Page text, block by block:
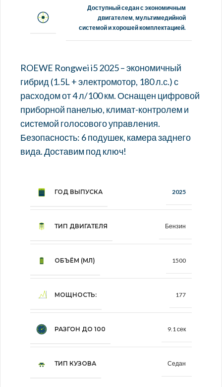
Доступный седан с экономичным
двигателем, мультимедийной
системой и хорошей комплектацией.
ROEWE Rongwei i5 2025 – экономичный
гибрид (1.5L + электромотор, 180 л.с.) с
расходом от 4 л/100 км. Оснащен цифровой
приборной панелью, климат-контролем и
системой голосового управления.
Безопасность: 6 подушек, камера заднего
вида. Доставим под ключ!
ГОД ВЫПУСКА 2025
ТИП ДВИГАТЕЛЯ Бензин
ОБЪЁМ (МЛ) 1500
МОЩНОСТЬ: 177
РАЗГОН ДО 100 9.1 сек
ТИП КУЗОВА Седан